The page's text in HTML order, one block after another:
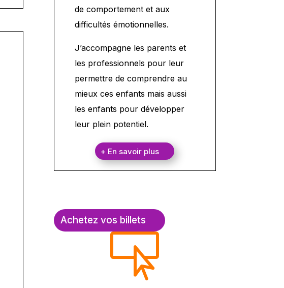
de comportement et aux
difficultés émotionnelles.
J’accompagne les parents et
les professionnels pour leur
permettre de comprendre au
mieux ces enfants mais aussi
les enfants pour développer
leur plein potentiel.
+ En savoir plus
Achetez vos billets
